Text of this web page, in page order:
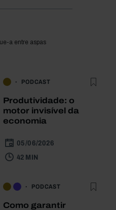
a entre aspas
PODCAST
Produtividade: o
motor invisível da
economia
05/06/2026
42 MIN
PODCAST
Como garantir